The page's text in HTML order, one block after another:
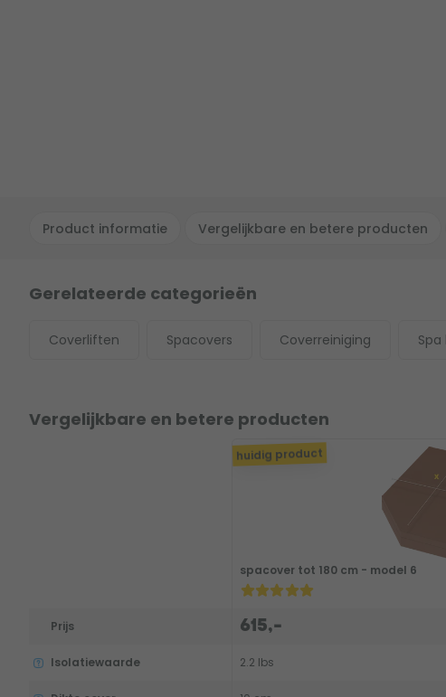
Product informatie Vergelijkbare en betere producten
Gerelateerde categorieën
Coverliften Spacovers Coverreiniging
Vergelijkbare en betere producten
Prijs
Isolatiewaarde
huidig product
spacover tot 180 cm - model 6
615,-
2.2 lbs